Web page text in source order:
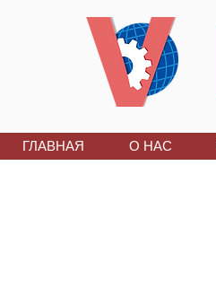
ГЛАВНАЯ О НАС